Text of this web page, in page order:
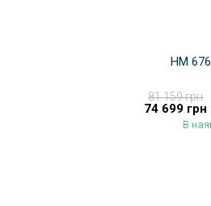
HM
81 159 грн
74 699 грн
В